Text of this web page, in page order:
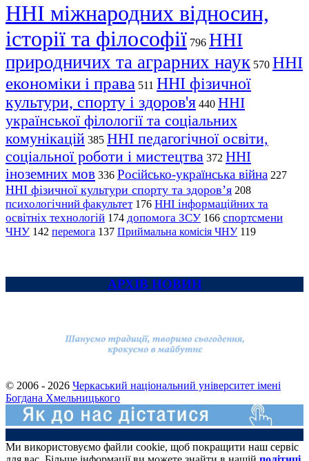
ННІ міжнародних відносин,
історії та філософії 796 ННІ
природничих та аграрних наук 570 ННІ
економіки і права 511 ННІ фізичної
культури, спорту і здоров'я 440 ННІ
української філології та соціальних
комунікацій 385 ННІ педагогічної освіти,
соціальної роботи і мистецтва 372 ННІ
іноземних мов 336 Російсько-українська війна 227
ННІ фізичної культури спорту та здоров’я 208
психологічний факультет 176 ННІ інформаційних та
освітніх технологій 174 допомога ЗСУ 166 спортсмени
ЧНУ 142 перемога 137 Приймальна комісія ЧНУ 119
АРХІВ НОВИН
© 2006 - 2026 Черкаський національний університет імені
Богдана Хмельницького
Ми використовуємо файли cookie, щоб покращити наш сервіс